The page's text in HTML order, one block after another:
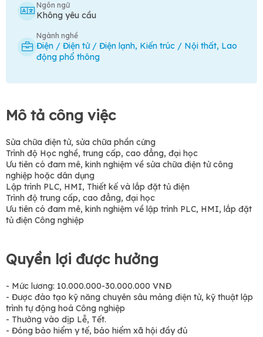
Ngôn ngữ
Không yêu cầu
Ngành nghề
Điện / Điện tử / Điện lạnh, Kiến trúc / Nội thất, Lao
động phổ thông
Mô tả công việc
Sửa chữa điện tử, sửa chữa phần cứng
Trình độ Học nghề, trung cấp, cao đẳng, đại học
Ưu tiên có đam mê, kinh nghiệm về sửa chữa điện tử công
nghiệp hoặc dân dụng
Lập trình PLC, HMI, Thiết kế và lắp đặt tủ điện
Trình độ trung cấp, cao đẳng, đại học
Ưu tiên có đam mê, kinh nghiệm về lập trình PLC, HMI, lắp đặt
tủ điện Công nghiệp
Quyền lợi được hưởng
- Mức lương: 10.000.000-30.000.000 VNĐ
- Được đào tạo kỹ năng chuyên sâu mảng điện tử, kỹ thuật lập
trình tự động hoá Công nghiệp
- Thưởng vào dịp Lễ, Tết.
- Đóng bảo hiểm y tế, bảo hiểm xã hội đầy đủ